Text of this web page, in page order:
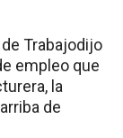
Trabajodijo
empleo que
la
de